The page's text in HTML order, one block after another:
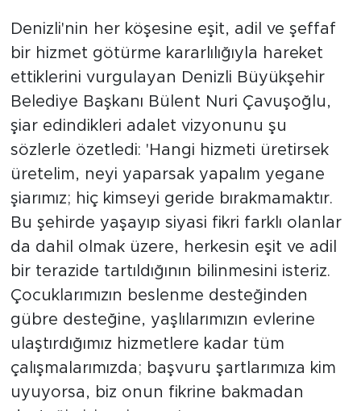
Denizli'nin her köşesine eşit, adil ve şeffaf
bir hizmet götürme kararlılığıyla hareket
ettiklerini vurgulayan Denizli Büyükşehir
Belediye Başkanı Bülent Nuri Çavuşoğlu,
şiar edindikleri adalet vizyonunu şu
sözlerle özetledi: 'Hangi hizmeti üretirsek
üretelim, neyi yaparsak yapalım yegane
şiarımız; hiç kimseyi geride bırakmamaktır.
Bu şehirde yaşayıp siyasi fikri farklı olanlar
da dahil olmak üzere, herkesin eşit ve adil
bir terazide tartıldığının bilinmesini isteriz.
Çocuklarımızın beslenme desteğinden
gübre desteğine, yaşlılarımızın evlerine
ulaştırdığımız hizmetlere kadar tüm
çalışmalarımızda; başvuru şartlarımıza kim
uyuyorsa, biz onun fikrine bakmadan